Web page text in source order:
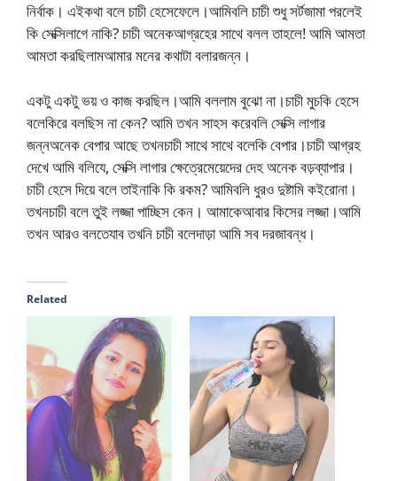
নির্বাক। এইকথা বলে চাচী হেসেফেলে।আমিবলি চাচী শুধু সর্টজামা পরলেই
কি সেক্সিলাগে নাকি? চাচী অনেকআগ্রহের সাথে বলল তাহলে! আমি আমতা
আমতা করছিলামআমার মনের কথাটা বলারজন্ন।
একটু একটু ভয় ও কাজ করছিল।আমি বললাম বুঝো না।চাচী মুচকি হেসে
বলেকিরে বলছিস না কেন? আমি তখন সাহস করেবলি সেক্সি লাগার
জন্নঅনেক বেপার আছে তখনচাচী সাথে সাথে বলেকি বেপার।চাচী আগ্রহ
দেখে আমি বলিযে, সেক্সি লাগার ক্ষেত্রেমেয়েদের দেহ অনেক বড়ব্যাপার।
চাচী হেসে দিয়ে বলে তাইনাকি কি রকম? আমিবলি ধুরও দুষ্টামি কইরোনা।
তখনচাচী বলে তুই লজ্জা পাচ্ছিস কেন। আমাকেআবার কিসের লজ্জা।আমি
তখন আরও বলতেযাব তখনি চাচী বলেদাড়া আমি সব দরজাবন্ধ।
Related